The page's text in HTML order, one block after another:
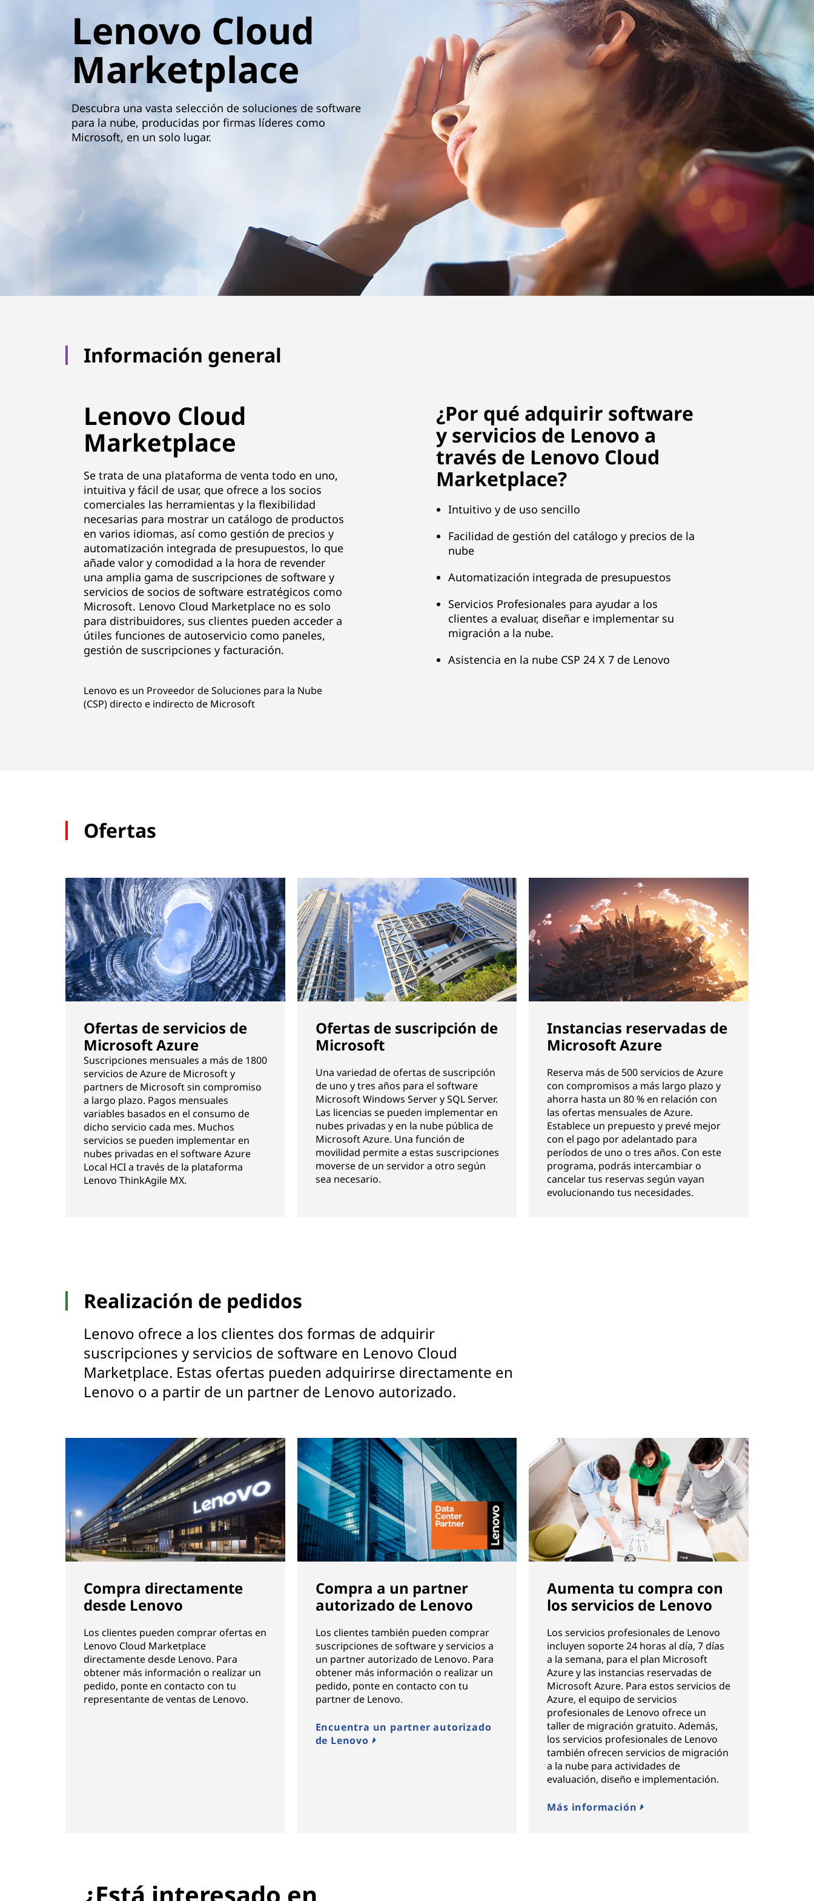
e
e
Lenovo Cloud
Marketplace
Descubra una vasta selección de soluciones de software
para la nube, producidas por firmas líderes como
Microsoft, en un solo lugar.
Información general
Lenovo Cloud
Marketplace
Se trata de una plataforma de venta todo en uno,
intuitiva y fácil de usar, que ofrece a los socios
comerciales las herramientas y la flexibilidad
necesarias para mostrar un catálogo de productos
en varios idiomas, así como gestión de precios y
automatización integrada de presupuestos, lo que
añade valor y comodidad a la hora de revender
una amplia gama de suscripciones de software y
servicios de socios de software estratégicos como
Microsoft. Lenovo Cloud Marketplace no es solo
para distribuidores, sus clientes pueden acceder a
útiles funciones de autoservicio como paneles,
gestión de suscripciones y facturación.
Lenovo es un Proveedor de Soluciones para la Nube
(CSP) directo e indirecto de Microsoft
¿Por qué adquirir software
y servicios de Lenovo a
través de Lenovo Cloud
Marketplace?
Intuitivo y de uso sencillo
Facilidad de gestión del catálogo y precios de la
nube
Automatización integrada de presupuestos
Servicios Profesionales para ayudar a los
clientes a evaluar, diseñar e implementar su
migración a la nube.
Asistencia en la nube CSP 24 X 7 de Lenovo
Ofertas
Ofertas de servicios de
Microsoft Azure
Suscripciones mensuales a más de 1800
servicios de Azure de Microsoft y
partners de Microsoft sin compromiso
a largo plazo. Pagos mensuales
variables basados en el consumo de
dicho servicio cada mes. Muchos
servicios se pueden implementar en
nubes privadas en el software Azure
Local HCI a través de la plataforma
Lenovo ThinkAgile MX.
Ofertas de suscripción de
Microsoft
Una variedad de ofertas de suscripción
de uno y tres años para el software
Microsoft Windows Server y SQL Server.
Las licencias se pueden implementar en
nubes privadas y en la nube pública de
Microsoft Azure. Una función de
movilidad permite a estas suscripciones
moverse de un servidor a otro según
sea necesario.
Instancias reservadas de
Microsoft Azure
Reserva más de 500 servicios de Azure
con compromisos a más largo plazo y
ahorra hasta un 80 % en relación con
las ofertas mensuales de Azure.
Establece un prepuesto y prevé mejor
con el pago por adelantado para
períodos de uno o tres años. Con este
programa, podrás intercambiar o
cancelar tus reservas según vayan
evolucionando tus necesidades.
Realización de pedidos
Lenovo ofrece a los clientes dos formas de adquirir
suscripciones y servicios de software en Lenovo Cloud
Marketplace. Estas ofertas pueden adquirirse directamente en
Lenovo o a partir de un partner de Lenovo autorizado.
Compra directamente
desde Lenovo
Los clientes pueden comprar ofertas en
Lenovo Cloud Marketplace
directamente desde Lenovo. Para
obtener más información o realizar un
pedido, ponte en contacto con tu
representante de ventas de Lenovo.
Compra a un partner
autorizado de Lenovo
Los clientes también pueden comprar
suscripciones de software y servicios a
un partner autorizado de Lenovo. Para
obtener más información o realizar un
pedido, ponte en contacto con tu
partner de Lenovo.
Encuentra un partner autorizado
de Lenovo
Aumenta tu compra con
los servicios de Lenovo
Los servicios profesionales de Lenovo
incluyen soporte 24 horas al día, 7 días
a la semana, para el plan Microsoft
Azure y las instancias reservadas de
Microsoft Azure. Para estos servicios de
Azure, el equipo de servicios
profesionales de Lenovo ofrece un
taller de migración gratuito. Además,
los servicios profesionales de Lenovo
también ofrecen servicios de migración
a la nube para actividades de
evaluación, diseño e implementación.
Más información